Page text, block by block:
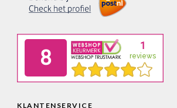
KLANTENSERVICE